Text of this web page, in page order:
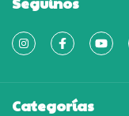
Categorías